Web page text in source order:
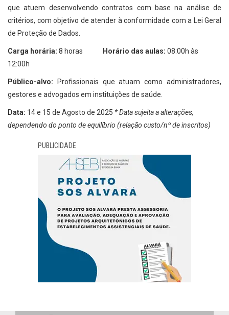
que atuem desenvolvendo contratos com base na análise de
critérios, com objetivo de atender à conformidade com a Lei Geral
de Proteção de Dados.
Carga horária: 8 horas Horário das aulas: 08:00h às
12:00h
Público-alvo:
Profissionais que atuam como administradores,
gestores e advogados em instituições de saúde.
Data: 14 e 15 de Agosto de 2025 * Data sujeita a alterações,
dependendo do ponto de equilíbrio (relação custo/nº de inscritos)
PUBLICIDADE